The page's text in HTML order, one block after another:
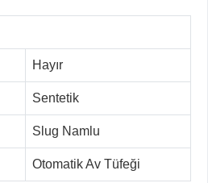
Hayır
Sentetik
Slug Namlu
Otomatik Av Tüfeği